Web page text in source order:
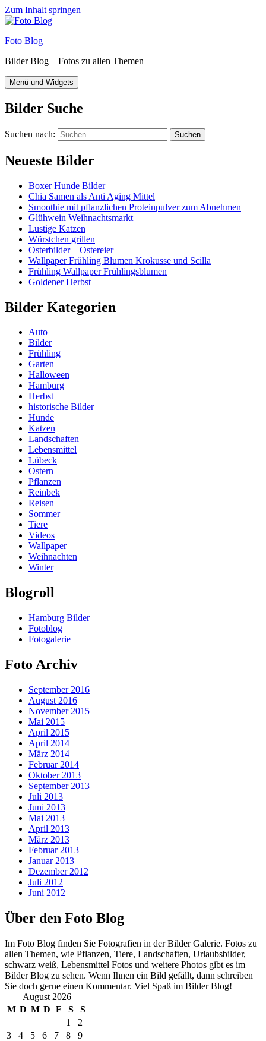
Zum Inhalt springen
Foto Blog
Bilder Blog – Fotos zu allen Themen
Menü und Widgets
Bilder Suche
Suchen nach:
Neueste Bilder
Boxer Hunde Bilder
Chia Samen als Anti Aging Mittel
Smoothie mit pflanzlichen Proteinpulver zum Abnehmen
Glühwein Weihnachtsmarkt
Lustige Katzen
Würstchen grillen
Osterbilder – Ostereier
Wallpaper Frühling Blumen Krokusse und Scilla
Frühling Wallpaper Frühlingsblumen
Goldener Herbst
Bilder Kategorien
Auto
Bilder
Frühling
Garten
Halloween
Hamburg
Herbst
historische Bilder
Hunde
Katzen
Landschaften
Lebensmittel
Lübeck
Ostern
Pflanzen
Reinbek
Reisen
Sommer
Tiere
Videos
Wallpaper
Weihnachten
Winter
Blogroll
Hamburg Bilder
Fotoblog
Fotogalerie
Foto Archiv
September 2016
August 2016
November 2015
Mai 2015
April 2015
April 2014
März 2014
Februar 2014
Oktober 2013
September 2013
Juli 2013
Juni 2013
Mai 2013
April 2013
März 2013
Februar 2013
Januar 2013
Dezember 2012
Juli 2012
Juni 2012
Über den Foto Blog
Im Foto Blog finden Sie Fotografien in der Bilder Galerie. Fotos zu
allen Themen, wie Pflanzen, Tiere, Landschaften, Urlaubsbilder,
schwarz weiß, Lebensmittel Fotos und weitere Photos gibt es im
Bilder Blog zu sehen. Wenn Ihnen ein Bild gefällt, dann schreiben
Sie doch gerne einen Kommentar. Viel Spaß im Bilder Blog!
August 2026
M D M D F S
S
1
2
3
4 5 6 7 8
9